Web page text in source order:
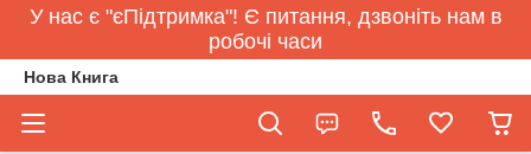
У нас є "єПідтримка"! Є питання, дзвоніть нам в
робочі часи
Нова Книга